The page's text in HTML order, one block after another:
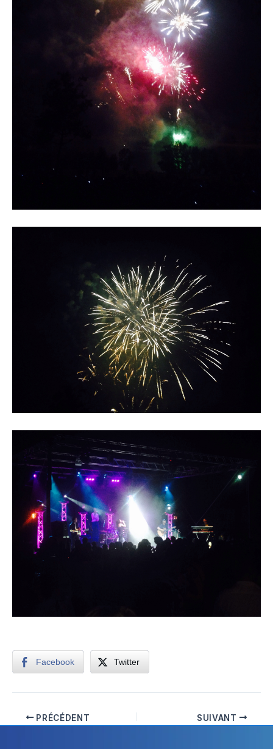
Facebook Twitter
PRÉCÉDENT SUIVANT